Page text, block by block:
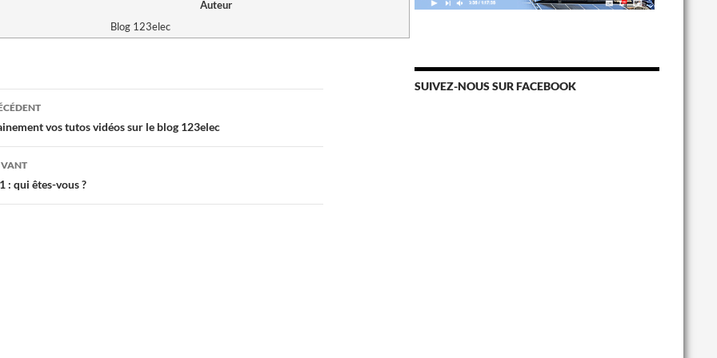
Auteur
Blog 123elec
vos tutos vidéos sur le blog 123elec
: qui êtes-vous ?
SUIVEZ-NOUS SUR FACEBOOK